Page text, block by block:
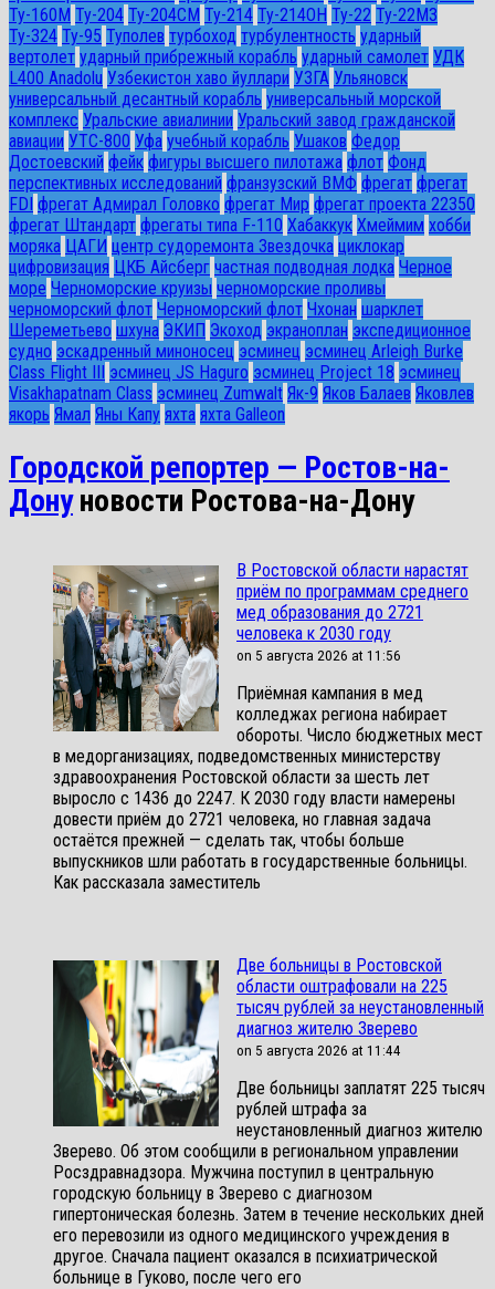
Ту-160М Ту-204 Ту-204СМ Ту-214 Ту-214ОН Ту-22 Ту-22М3
Ту-324 Ту-95 Туполев турбоход турбулентность ударный
вертолет ударный прибрежный корабль ударный самолет УДК
L400 Anadolu Узбекистон хаво йуллари УЗГА Ульяновск
универсальный десантный корабль универсальный морской
комплекс Уральские авиалинии Уральский завод гражданской
авиации УТС-800 Уфа учебный корабль Ушаков Федор
Достоевский фейк фигуры высшего пилотажа флот Фонд
перспективных исследований франзузский ВМФ фрегат фрегат
FDI фрегат Адмирал Головко фрегат Мир фрегат проекта 22350
фрегат Штандарт фрегаты типа F-110 Хабаккук Хмеймим хобби
моряка ЦАГИ центр судоремонта Звездочка циклокар
цифровизация ЦКБ Айсберг частная подводная лодка Черное
море Черноморские круизы черноморские проливы
черноморский флот Черноморский флот Чхонан шарклет
Шереметьево шхуна ЭКИП Экоход экраноплан экспедиционное
судно эскадренный миноносец эсминец эсминец Arleigh Burke
Class Flight III
эсминец JS Haguro эсминец Project 18 эсминец
Visakhapatnam Class эсминец Zumwalt Як-9 Яков Балаев Яковлев
якорь Ямал Яны Капу яхта яхта Galleon
Городской репортер — Ростов-на-
Дону новости Ростова-на-Дону
В Ростовской области нарастят
приём по программам среднего
мед образования до 2721
человека к 2030 году
on 5 августа 2026 at 11:56
Приёмная кампания в мед
колледжах региона набирает
обороты. Число бюджетных мест
в медорганизациях, подведомственных министерству
здравоохранения Ростовской области за шесть лет
выросло с 1436 до 2247. К 2030 году власти намерены
довести приём до 2721 человека, но главная задача
остаётся прежней — сделать так, чтобы больше
выпускников шли работать в государственные больницы.
Как рассказала заместитель
Две больницы в Ростовской
области оштрафовали на 225
тысяч рублей за неустановленный
диагноз жителю Зверево
on 5 августа 2026 at 11:44
Две больницы заплатят 225 тысяч
рублей штрафа за
неустановленный диагноз жителю
Зверево. Об этом сообщили в региональном управлении
Росздравнадзора. Мужчина поступил в центральную
городскую больницу в Зверево с диагнозом
гипертоническая болезнь. Затем в течение нескольких дней
его перевозили из одного медицинского учреждения в
другое. Сначала пациент оказался в психиатрической
больнице в Гуково, после чего его